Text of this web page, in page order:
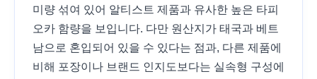
미량 섞여 있어 알티스트 제품과 유사한 높은 타피
오카 함량을 보입니다. 다만 원산지가 태국과 베트
남으로 혼입되어 있을 수 있다는 점과, 다른 제품에
비해 포장이나 브랜드 인지도보다는 실속형 구성에